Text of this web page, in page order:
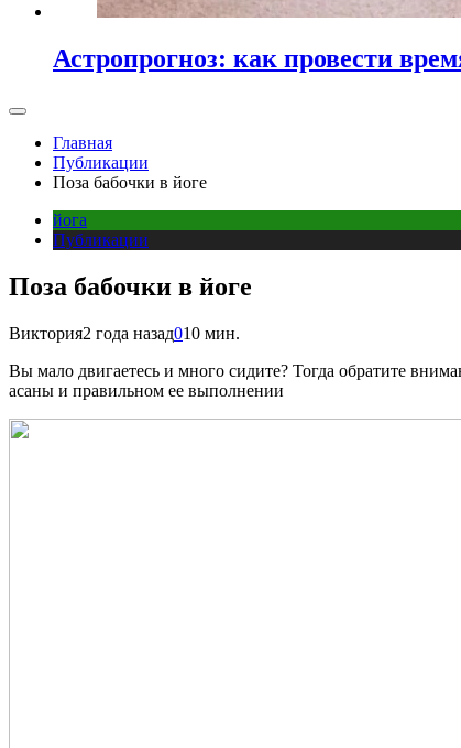
Астропрогноз: как провести
Главная
Публикации
Поза бабочки в йоге
йога
Публикации
Поза бабочки в йоге
Виктория2 года назад010 мин.
Вы мало двигаетесь и много сидите? Тогда обратите
асаны и правильном ее выполнении